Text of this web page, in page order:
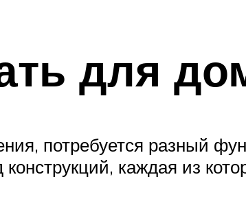
для
потребуется разный
каждая из